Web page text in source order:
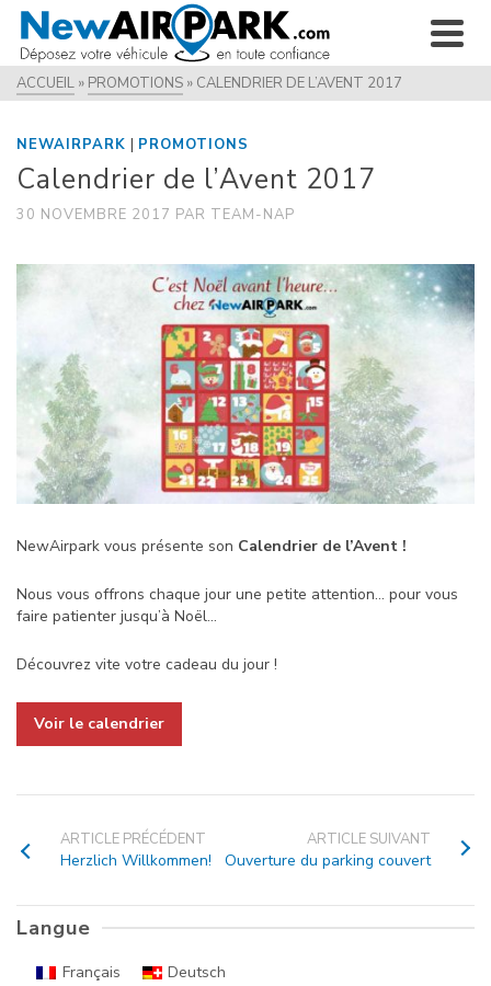
ACCUEIL » PROMOTIONS » CALENDRIER DE L’AVENT 2017
NEWAIRPARK | PROMOTIONS
Calendrier de l’Avent 2017
30 NOVEMBRE 2017 PAR TEAM-NAP
NewAirpark vous présente son Calendrier de l’Avent !
Nous vous offrons chaque jour une petite attention… pour vous
faire patienter jusqu’à Noël…
Découvrez vite votre cadeau du jour !
Voir le calendrier
ARTICLE PRÉCÉDENT
Herzlich Willkommen!
ARTICLE SUIVANT
Ouverture du parking couvert
Langue
Français Deutsch